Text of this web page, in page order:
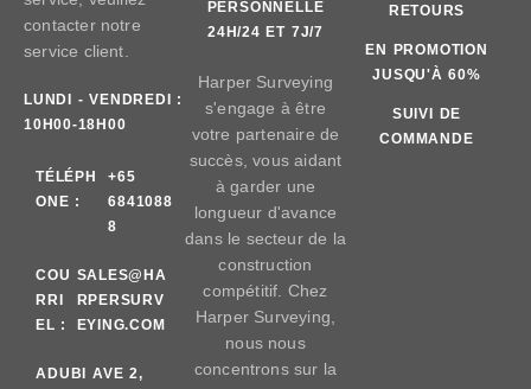
contacter notre
service client.
LUNDI - VENDREDI :
10H00-18H00
TÉLÉPH
ONE :
+65
6841088
8
COU
RRI
EL :
SALES@HA
RPERSURV
EYING.COM
ADUBI AVE 2,
PERSONNELLE
24H/24 ET 7J/7
Harper Surveying
s'engage à être
votre partenaire de
succès, vous aidant
à garder une
longueur d'avance
dans le secteur de la
construction
compétitif. Chez
Harper Surveying,
nous nous
concentrons sur la
RETOURS
EN PROMOTION
JUSQU'À 60%
SUIVI DE
COMMANDE